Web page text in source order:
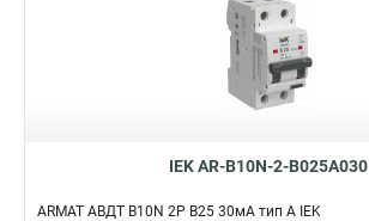
IEK AR-B10N-2-B025A030
ARMAT АВДТ B10N 2P B25 30мА тип A IEK